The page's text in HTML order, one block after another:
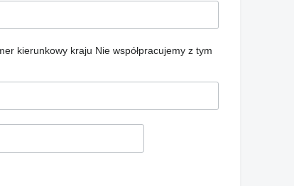
kierunkowy kraju Nie współpracujemy z tym